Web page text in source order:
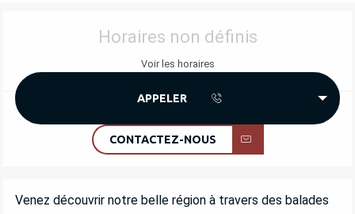
OUVERTURE ET COORDONNÉES
Horaires non définis
Voir les horaires
APPELER
CONTACTEZ-NOUS
DESCRIPTION
Venez découvrir notre belle région à travers des balades